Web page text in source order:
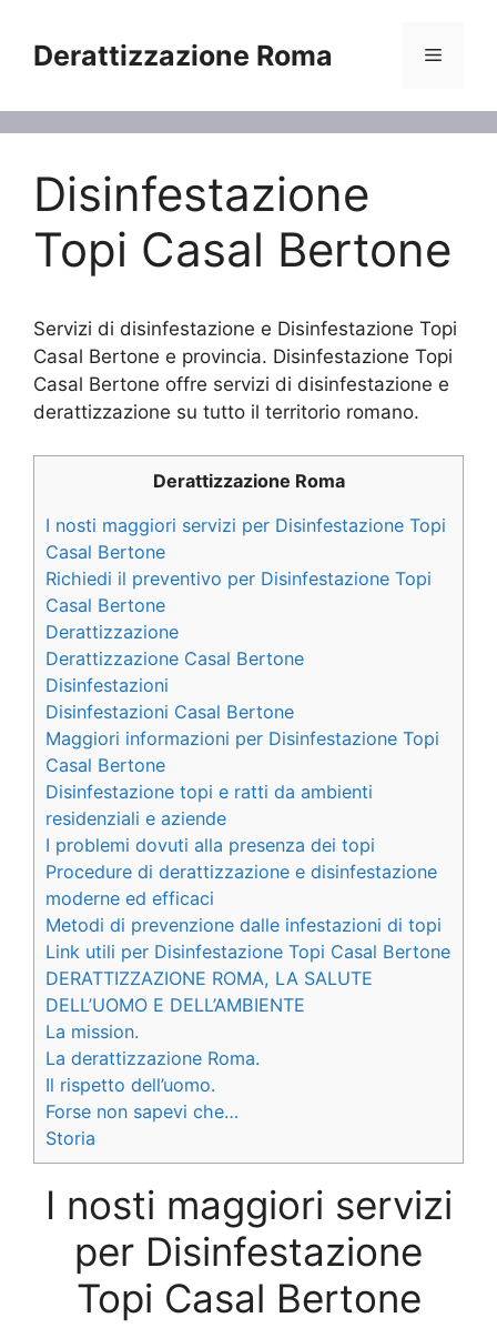
contenuto
Derattizzazione Roma Menu
Disinfestazione
Topi Casal Bertone
Servizi di disinfestazione e Disinfestazione Topi
Casal Bertone e provincia. Disinfestazione Topi
Casal Bertone offre servizi di disinfestazione e
derattizzazione su tutto il territorio romano.
Derattizzazione Roma
I nosti maggiori servizi per Disinfestazione Topi
Casal Bertone
Richiedi il preventivo per Disinfestazione Topi
Casal Bertone
Derattizzazione
Derattizzazione Casal Bertone
Disinfestazioni
Disinfestazioni Casal Bertone
Maggiori informazioni per Disinfestazione Topi
Casal Bertone
Disinfestazione topi e ratti da ambienti
residenziali e aziende
I problemi dovuti alla presenza dei topi
Procedure di derattizzazione e disinfestazione
moderne ed efficaci
Metodi di prevenzione dalle infestazioni di topi
Link utili per Disinfestazione Topi Casal Bertone
DERATTIZZAZIONE ROMA, LA SALUTE
DELL’UOMO E DELL’AMBIENTE
La mission.
La derattizzazione Roma.
Il rispetto dell’uomo.
Forse non sapevi che…
Storia
I nosti maggiori servizi
per Disinfestazione
Topi Casal Bertone